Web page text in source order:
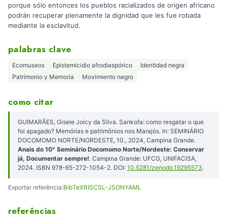
porque sólo entonces los pueblos racializados de origen africano
podrán recuperar plenamente la dignidad que les fue robada
mediante la esclavitud.
palabras clave
Ecomuseos Epistemicidio afrodiaspórico
Identidad negra
Patrimonio y Memoria
Movimiento negro
como citar
GUIMARÃES, Gisele Joicy da Silva. Sankofa: como resgatar o que
foi apagado? Memórias e patrimônios nos Marajós. In: SEMINÁRIO
DOCOMOMO NORTE/NORDESTE, 10., 2024, Campina Grande.
Anais do 10º Seminário Docomomo Norte/Nordeste: Conservar
já, Documentar sempre!. Campina Grande: UFCG, UNIFACISA,
2024. ISBN 978-65-272-1054-2. DOI: 10.5281/zenodo.19295573.
Exportar referência:BibTeXRISCSL-JSONYAML
referências